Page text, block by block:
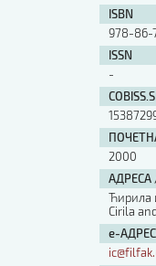
ISBN
978-86-
ISSN
-
2000
АДРЕСА
Ћирила
Cirila
е-